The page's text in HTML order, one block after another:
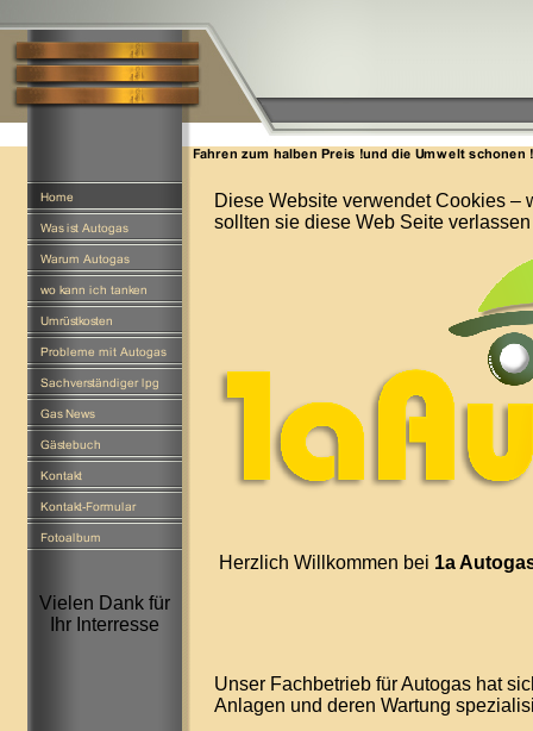
Vielen Dank für
Ihr Interresse
Diese Website verwendet Cookies –
sollten sie diese Web Seite verlassen
Herzlich Willkommen bei 1a
Unser Fachbetrieb für Autogas hat
Anlagen und deren Wartung